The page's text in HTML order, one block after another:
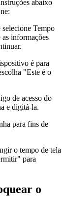
abaixo
Tempo
informações
é para
"Este é o
de acesso do
e digitá-la.
para fins de
o tempo de tela
para
o